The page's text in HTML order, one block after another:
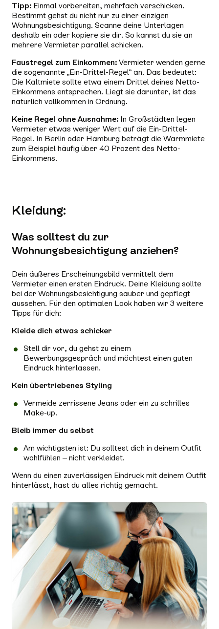
Tipp: Einmal vorbereiten, mehrfach verschicken.
Bestimmt gehst du nicht nur zu einer einzigen
Wohnungsbesichtigung. Scanne deine Unterlagen
deshalb ein oder kopiere sie dir. So kannst du sie an
mehrere Vermieter parallel schicken.
Faustregel zum Einkommen: Vermieter wenden gerne
die sogenannte „Ein-Drittel-Regel“ an. Das bedeutet:
Die Kaltmiete sollte etwa einem Drittel deines Netto-
Einkommens entsprechen. Liegt sie darunter, ist das
natürlich vollkommen in Ordnung.
Keine Regel ohne Ausnahme: In Großstädten legen
Vermieter etwas weniger Wert auf die Ein-Drittel-
Regel. In Berlin oder Hamburg beträgt die Warmmiete
zum Beispiel häufig über 40 Prozent des Netto-
Einkommens.
Kleidung:
Was solltest du zur
Wohnungsbesichtigung anziehen?
Dein äußeres Erscheinungsbild vermittelt dem
Vermieter einen ersten Eindruck. Deine Kleidung sollte
bei der Wohnungsbesichtigung sauber und gepflegt
aussehen. Für den optimalen Look haben wir 3 weitere
Tipps für dich:
Kleide dich etwas schicker
Stell dir vor, du gehst zu einem
Bewerbungsgespräch und möchtest einen guten
Eindruck hinterlassen.
Kein übertriebenes Styling
Vermeide zerrissene Jeans oder ein zu schrilles
Make-up.
Bleib immer du selbst
Am wichtigsten ist: Du solltest dich in deinem Outfit
wohlfühlen – nicht verkleidet.
Wenn du einen zuverlässigen Eindruck mit deinem Outfit
hinterlässt, hast du alles richtig gemacht.